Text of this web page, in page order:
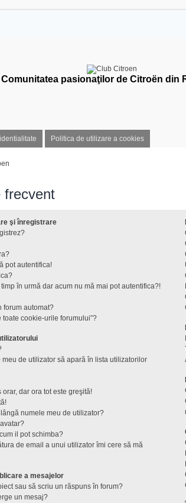
Politica de utilizare a cookies
Comunitatea pasionaţilor de Citroën din
frecvent
şi înregistrare
pot autentifica!
în urmă dar acum nu mă mai pot autentifica?!
forum automat?
toate cookie-urile forumului”?
de utilizator să apară în lista utilizatorilor
dar ora tot este greşită!
numele meu de utilizator?
il pot schimba?
de email a unui utilizator îmi cere să mă
a mesajelor
sau să scriu un răspuns în forum?
un mesaj?